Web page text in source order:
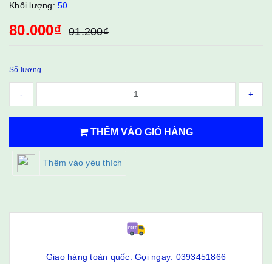
Khối lượng: 50
80.000₫ 91.200₫
Số lượng
- +
THÊM VÀO GIỎ HÀNG
Thêm vào yêu thích
Giao hàng toàn quốc. Gọi ngay: 0393451866